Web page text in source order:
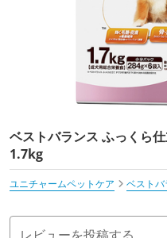
ベストバランス ふっくら
1.7kg
ユニチャームペットケア
ベストバ